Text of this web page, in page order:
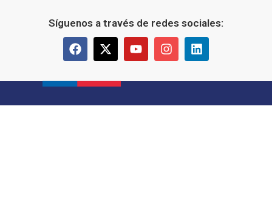
Síguenos a través de redes sociales: